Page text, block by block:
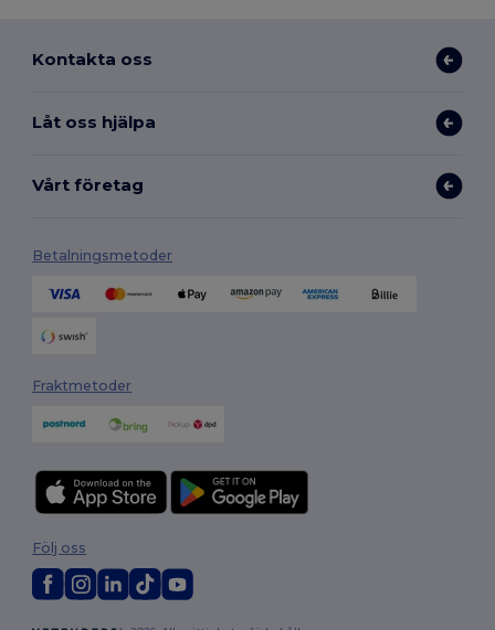
Kontakta oss
Låt oss hjälpa
Vårt företag
Betalningsmetoder
Fraktmetoder
Följ oss